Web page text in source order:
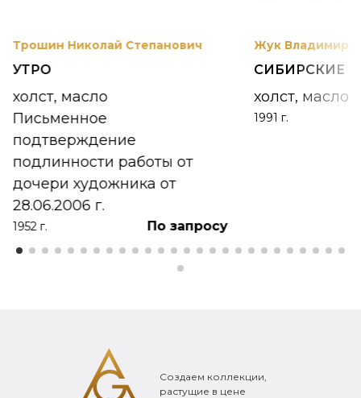
Трошин Николай Степанович
УТРО
холст, масло
Письменное
подтверждение
подлинности работы от
дочери художника от
28.06.2006 г.
1952 г. По запросу
Жук Владимир
СИБИРСКИЕ
холст, масло
1991 г.
Создаем коллекции,
растущие в цене